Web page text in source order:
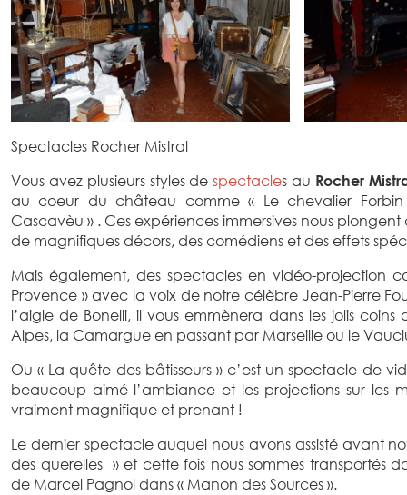
Spectacles Rocher Mistral
Vous avez plusieurs styles despectacles au Rocher
au coeur du château comme « Le chevalier
Cascavèu » . Ces expériences immersives nous
de magnifiques décors, des comédiens et des effets
Mais également, des spectacles en vidéo-projection
Provence » avec la voix de notre célèbre Jean-Pierre
l’aigle de Bonelli, il vous emmènera dans les jolis
Alpes, la Camargue en passant par Marseille ou le
Ou « La quête des bâtisseurs » c’est un spectacle de
beaucoup aimé l’ambiance et les projections sur les
vraiment magnifique et prenant !
Le dernier spectacle auquel nous avons assisté avant
des querelles » et cette fois nous sommes transportés
de Marcel Pagnol dans « Manon des Sources ».